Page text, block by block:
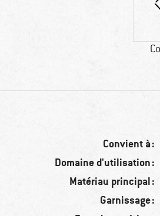
Convient à :
Domaine d'utilisation :
Matériau principal :
Garnissage :